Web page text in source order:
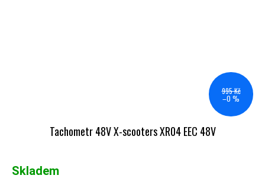
995 Kč
–0 %
Tachometr 48V X-scooters XR04 EEC 48V
Skladem